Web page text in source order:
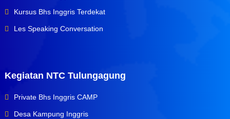
Kursus Bhs Inggris Terdekat
Les Speaking Conversation
Kegiatan NTC Tulungagung
Private Bhs Inggris CAMP
Desa Kampung Inggris